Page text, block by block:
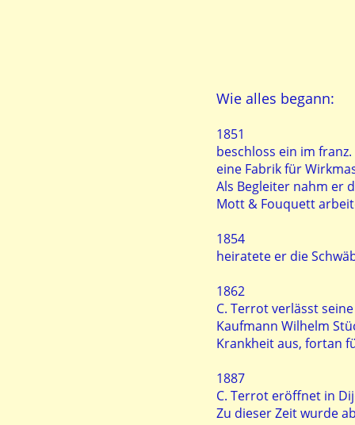
Wie alles begann:
1851
beschloss ein im
eine Fabrik für
Als Begleiter nahm er
Mott & Fouquett
1854
heiratete er die
1862
C. Terrot verlässt
Kaufmann Wilhelm
Krankheit aus, fortan
1887
C. Terrot eröffnet in
Zu dieser Zeit wurde